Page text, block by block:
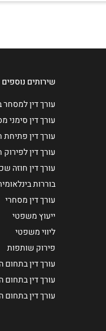
שירותים נוספים
עורך דין למסחר
עורך דין סימני
עורך דין פתיחת
עורך דין
עורך דין חוזה
בוררות
עורך דין מסחרי
ייעוץ משפטי
ליווי משפטי
פירוק שותפות
עורך דין בתחום
עורך דין
עורך דין בתחום